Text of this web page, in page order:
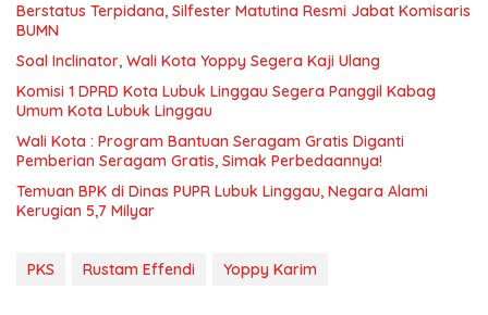
Berstatus Terpidana, Silfester Matutina Resmi Jabat Komisaris
BUMN
Soal Inclinator, Wali Kota Yoppy Segera Kaji Ulang
Komisi 1 DPRD Kota Lubuk Linggau Segera Panggil Kabag
Umum Kota Lubuk Linggau
Wali Kota : Program Bantuan Seragam Gratis Diganti
Pemberian Seragam Gratis, Simak Perbedaannya!
Temuan BPK di Dinas PUPR Lubuk Linggau, Negara Alami
Kerugian 5,7 Milyar
PKS Rustam Effendi Yoppy Karim